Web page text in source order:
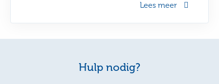
Lees meer
Hulp nodig?